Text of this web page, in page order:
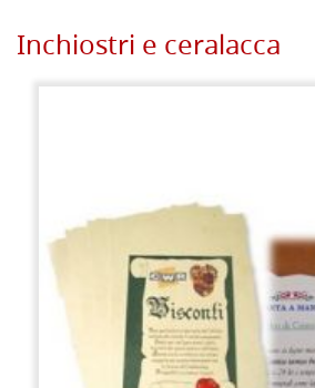
Inchiostri e ceralacca